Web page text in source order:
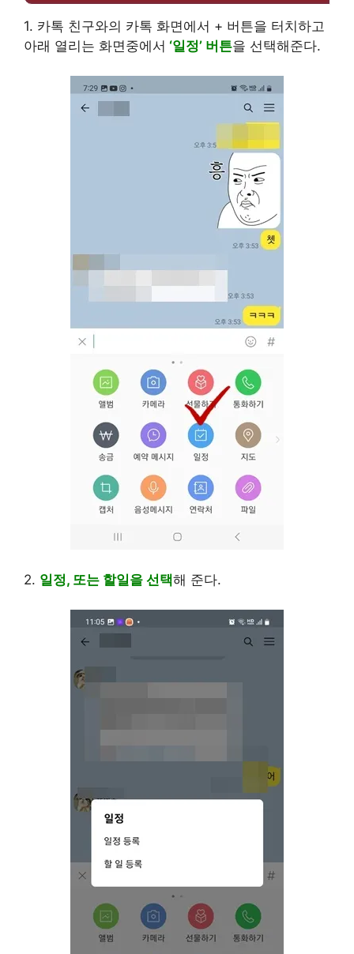
1. 카톡 친구와의 카톡 화면에서 + 버튼을 터치하고
아래 열리는 화면중에서 ‘일정’ 버튼을 선택해준다.
2. 일정, 또는 할일을 선택해 준다.